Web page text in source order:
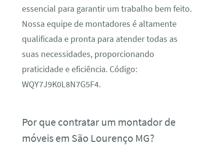
essencial para garantir um trabalho bem feito.
Nossa equipe de montadores é altamente
qualificada e pronta para atender todas as
suas necessidades, proporcionando
praticidade e eficiência. Código:
WQY7J9K0L8N7G5F4.
Por que contratar um montador de
móveis em São Lourenço MG?